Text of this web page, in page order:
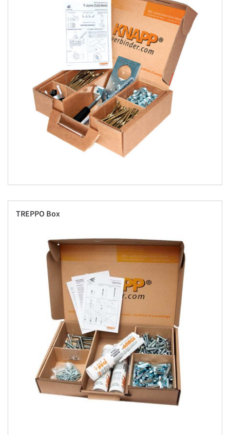
TREPPO Box